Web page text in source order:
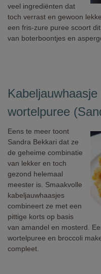
veel ingrediënten dat
toch verrast en gewoon
een fris-zure puree scoort
van boterboontjes en
wortelpuree
Eens te meer toont
Sandra Bekkari dat ze
de geheime combinatie
van lekker en toch
gezond helemaal
meester is. Smaakvolle
kabeljauwhaasjes
combineert ze met een
pittige korts op basis
van amandel en mosterd.
wortelpuree en broccoli
compleet.